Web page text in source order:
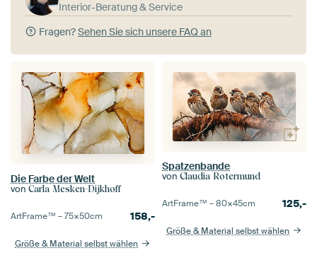
Interior-Beratung & Service
Fragen?Sehen Sie sich unsere FAQ an
Die Farbe der Welt
von Carla Mesken-Dijkhoff
ArtFrame™ –75×50cm 158,-
Größe & Material selbst wählen
Spatzenbande
von Claudia Rotermund
ArtFrame™ –80×45cm 125,-
Größe & Material selbst wählen